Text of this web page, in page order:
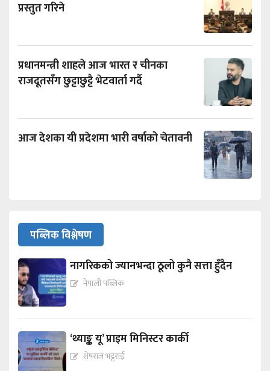
प्रस्तुत गरिने
प्रधानमन्त्री शाहले आज भारत र चीनका
राजदूतसँग छुट्टाछुट्टै भेटवार्ता गर्दै
आज देशका यी प्रदेशमा भारी वर्षाको चेतावनी
पब्लिक विश्लेषण
नागरिकको ज्यानभन्दा ठूलो कुनै सत्ता हुँदैन
नेपाली पब्लिक
‘थ्याङ्क यू’ प्राइम मिनिस्टर कार्की
शेषराज भट्टराई